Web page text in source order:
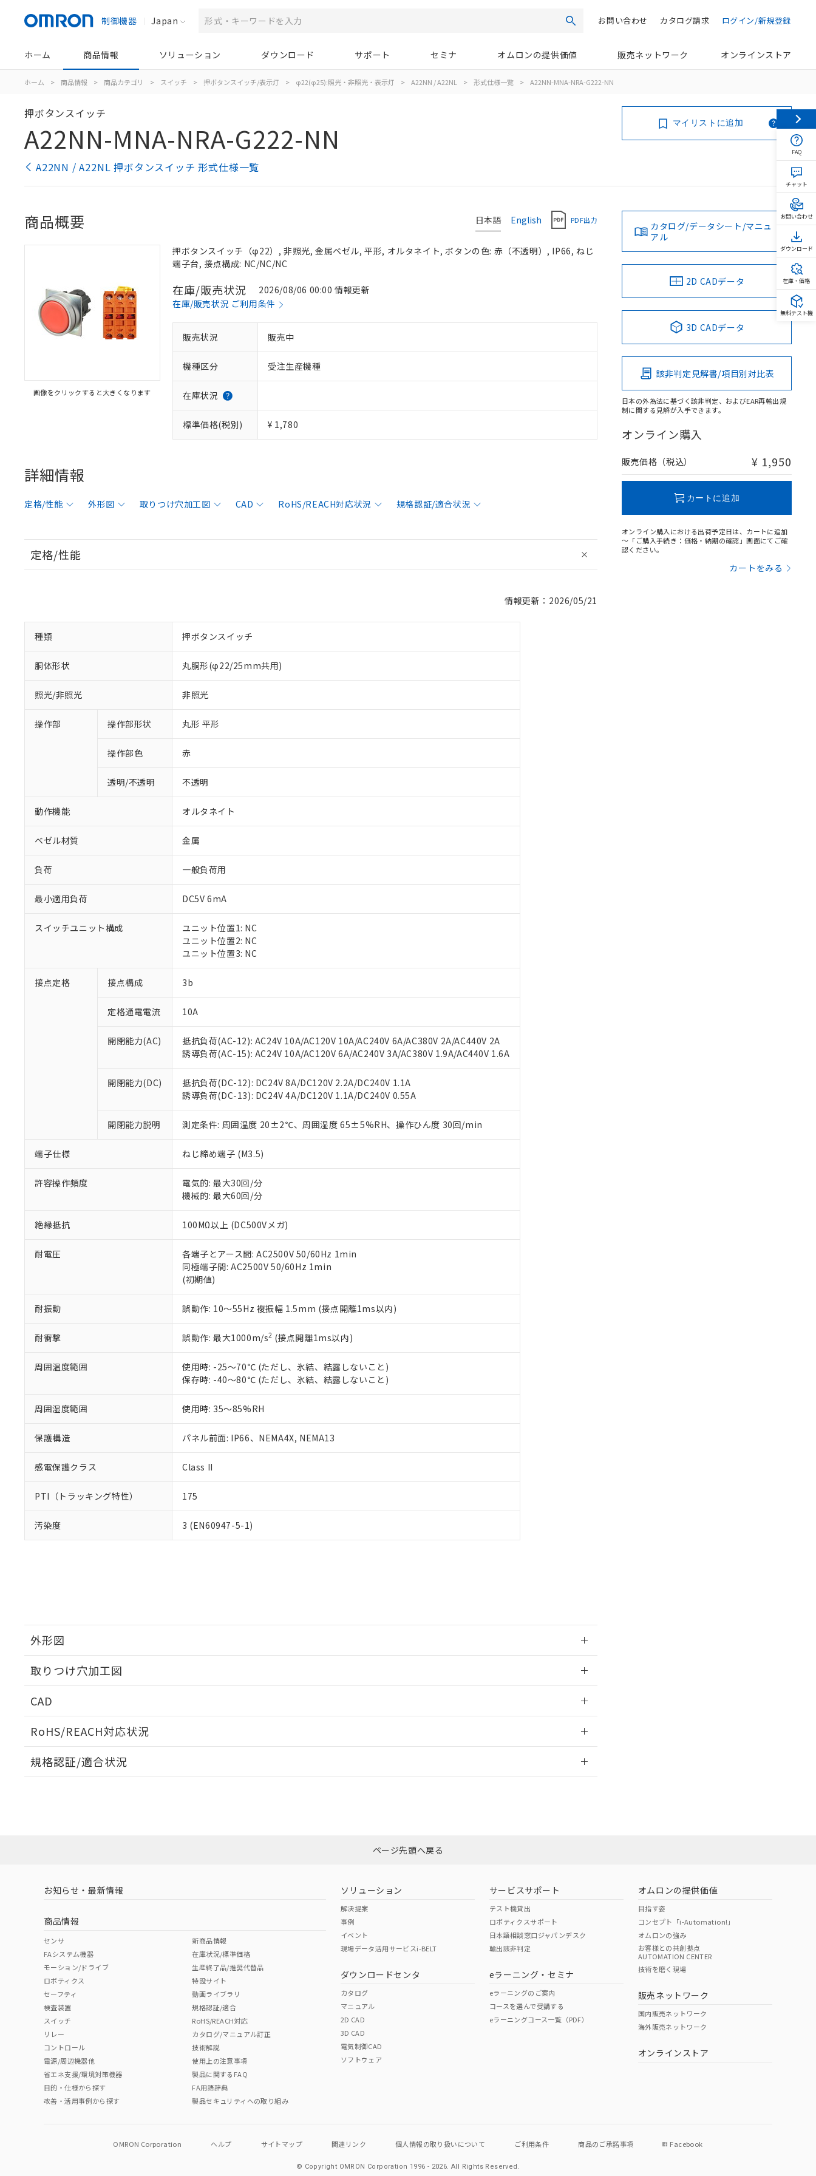
制御機器 Japan 検索 ログイン/新規登録
カタログ請求
お問い合わせ
ホーム 商品情報 ソリューション ダウンロード サポート セミナ オムロンの提供価値 販売ネットワーク オンラインストア
ホーム > 商品情報 > 商品カテゴリ > スイッチ > 押ボタンスイッチ/表示灯 > φ22(φ25):照光・非照光・表示灯 > A22NN / A22NL > 形式仕様一覧 > A22NN-MNA-NRA-G222-NN
押ボタンスイッチ
A22NN-MNA-NRA-G222-NN
A22NN / A22NL 押ボタンスイッチ 形式仕様一覧
マイリストに追加
日本語 English PDF出力
商品概要
画像をクリックすると大きくなります
押ボタンスイッチ（φ22）, 非照光, 金属ベゼル, 平形, オルタネイト, ボタンの色: 赤（不透明）, IP66, ねじ
端子台, 接点構成: NC/NC/NC
在庫/販売状況
2026/08/06 00:00 情報更新
在庫/販売状況 ご利用条件
販売状況 販売中
機種区分 受注生産機種
在庫状況
標準価格(税別) ¥ 1,780
詳細情報
定格/性能 外形図 取りつけ穴加工図 CAD RoHS/REACH対応状況 規格認証/適合状況
定格/性能
情報更新：2026/05/21
種類 押ボタンスイッチ
胴体形状 丸胴形(φ22/25mm共用)
照光/非照光 非照光
操作部 操作部形状 丸形 平形
操作部色 赤
透明/不透明 不透明
動作機能 オルタネイト
ベゼル材質 金属
負荷 一般負荷用
最小適用負荷 DC5V 6mA
スイッチユニット構成
ユニット位置1: NC
ユニット位置2: NC
ユニット位置3: NC
接点定格 接点構成 3b
定格通電電流 10A
開閉能力(AC)
抵抗負荷(AC-12): AC24V 10A/AC120V 10A/AC240V 6A/AC380V 2A/AC440V 2A
誘導負荷(AC-15): AC24V 10A/AC120V 6A/AC240V 3A/AC380V 1.9A/AC440V 1.6A
開閉能力(DC)
抵抗負荷(DC-12): DC24V 8A/DC120V 2.2A/DC240V 1.1A
誘導負荷(DC-13): DC24V 4A/DC120V 1.1A/DC240V 0.55A
開閉能力説明 測定条件: 周囲温度 20±2℃、周囲湿度 65±5%RH、操作ひん度 30回/min
端子仕様 ねじ締め端子 (M3.5)
許容操作頻度
電気的: 最大30回/分
機械的: 最大60回/分
絶縁抵抗 100MΩ以上 (DC500Vメガ)
耐電圧
各端子とアース間: AC2500V 50/60Hz 1min
同極端子間: AC2500V 50/60Hz 1min
(初期値)
耐振動 誤動作: 10～55Hz 複振幅 1.5mm (接点開離1ms以内)
耐衝撃 誤動作: 最大1000m/s2 (接点開離1ms以内)
周囲温度範囲
使用時: -25～70℃ (ただし、氷結、結露しないこと)
保存時: -40～80℃ (ただし、氷結、結露しないこと)
周囲湿度範囲 使用時: 35～85%RH
保護構造 パネル前面: IP66、NEMA4X, NEMA13
感電保護クラス Class II
PTI（トラッキング特性） 175
汚染度 3 (EN60947-5-1)
外形図
取りつけ穴加工図
CAD
RoHS/REACH対応状況
EU RoHS 注意事項・凡例
ダウンロードはこちら
中国 RoHS 注意事項・凡例
中国 RoHS表
Pb Hg Cr(VI)
O O
"対応済み"や非含有の記載がされた商品であっても、流通在庫等で未対応品が混在する可能性があります。
非含有品が必要な際は、弊社営業部門もしくは販売店へお問い合わせください。
規格認証/適合状況
（イギリス
（ノルウェー
（日本
（アメリカ
この製品の規格認証/適合状況ページへ
その他の認証はこちらのページからご検索ください
カタログ/データシート/マニュ
アル
2D CADデータ
3D CADデータ
該非判定見解書/項目別対比表
日本の外為法に基づく該非判定、およびEAR再輸出規
制に関する見解が入手できます。
オンライン購入
販売価格（税込） ¥ 1,950
カートに追加
オンライン購入における出荷予定日は、カートに追加
～「ご購入手続き：価格・納期の確認」画面にてご確
認ください。
カートをみる
以下の条件をお読みいただき、同意のうえご利用ください。
本サービスは、当社制御機器事業取扱商品の当社在庫状況および標準価格(税抜)を提供させていただ
くものです。
当社制御機器事業取扱商品の中には、本サービスの対象外となる商品もあることをご了承ください。
のであり、閲覧された時点での実際の在庫および標準価格とは異なる場合があることをご了承くださ
い。
正式な納期状況および標準価格はお客様のお取引先、またはお客様担当のオムロン制御機器販売店・
当社販売員にご相談ください。
オムロン制御機器販売店や当社販売拠点は「販売ネットワーク
」をご確認ください。
在庫状況および標準価格結果を当社の事前の承諾なく第三者に漏洩または開示しないようお願いしま
マイパーツ機能（部品リスト作成サービス）をご利用いただくには、I-Webメンバーズにご登録され
ている必要があります。
お客様が当ウェブサイト上で当社にご登録された部品リストについて、当社および当社の共同利用者
さい。
※当社の共同利用者とは、"個人情報の共同利用に関して"
の「1.共同利用者の範囲」に記載されて
いる法人を指します。
※1 対応状況
対応済み：EU RoHS指令（10物質）の非含有に対応した製品が提供可能な商品です。
対応予定：EU RoHS指令（10物質）の非含有に対応した製品に切り替える予定のある商品です。
対応予定なし：EU RoHS指令（10物質）の非含有に非対応の商品で、対応品を出す予定はありません。
仕入先様の事情により、非含有部品としていたものが、含有品と判明した場合などやむを得ず変更すること
があります。
*EU RoHS指令（10物質）：
鉛(Pb) 1000ppm以下、 水銀(Hg) 1000ppm以下、 カドミウム(Cd) 100ppm以下、
六価クロム(Cr(Ⅵ)) 1000ppm以下、ポリ臭化ビフェニル類(PBB) 1000ppm以下、ポリ臭化ジフェニルエーテル類(PBDE) 1000ppm以下、
但し、RoHS指令で産業用監視および制御機器に対する適用除外項目は除く。
フタル酸エステル類の４物質については閾値を超える意図的な使用がないことを確認しています。
※2 対応予定月
部品在庫の切り替え状況などにより、予定月が前後することがあります。
※3 非含有証明書ダウンロード
下記の非含有証明書をダウンロードすることができます。
EU RoHS指令（10物質）の非含有証明書
51物質の非含有証明書（当社基準）
※本証明書は発行日時点で非含有を証明するもので、過去に遡って非含有を証明するものではありません。
また、RoHS指令のフタル酸エステル類４物質の対応では、対応完了までの期間は出荷製品に未対応品が
混在することから備考欄に対応日を記載しておりました。
り割愛しております。
※1 中国RoHS○×表
「－」：未確認です。当社販売部門へお問い合わせください。
*中国RoHS10物質の基準値 (GB/T26572)：
Pb(鉛) :1000ppm、 Hg(水銀) : 1000ppm、 Cd(カドミウム) : 100ppm、
Cr(Ⅵ)(六価クロム) : 1000ppm、 PBBs(ポリ臭化ビフェニル類) : 1000ppm、 PBDEs(ポリ臭化ジフェニルエーテル類) : 1000ppm、
DBP(フタル酸ジブチル) : 1000ppm、 DIBP(フタル酸ジイソブチル) : 1000ppm、 BBP(フタル酸ブチルベンジル) : 1000ppm、
DEHP(フタル酸ビス(2-エチルヘキシル)) : 1000ppm
※2 環境保護使用期限
「ｅ」：有害物質（10物質）のすべてが基準値以下であることを示します。
「10」：通常の使用状況下において有害物質が外部に漏えいし、環境に深刻な影響を及ぼさない年数を意
味します。
当社は、これら貴社製品のうち、外国為替および外国貿易法に定める商品（以下｢規制貨物等」とい
う）を輸出または国外への提供する場合は、日本国政府の輸出許可(または役務取引許可)を取得する
当社は規制貨物を破棄する場合は、完全に破砕するなど、違法に輸出されないよう必要な手段を講じ
ます。
当社は貴社製品を、核兵器、ミサイル、化学兵器、生物兵器またはその他武器並びにこれらの製造装
当社は、貴社製品を第三者に販売する場合は、上記1、2および3の内容を当該第三者に通知します。
また当社は、販売先および販売に係わる関係者が違法に輸出するおそれがある場合は、取り引きをい
たしません。
記
号
説明
○ 一定数以上の在庫あり
△ 一定数には満たないが在庫あり
－
在庫なし(最新の在庫状況については、お客様のお取引先、またはお客様担当のオムロン制御
機器販売店・当社販売員にご確認ください)
空
白
受注生産機種、また在庫状況の情報を公開していない機種
ページ先頭へ戻る
お知らせ・最新情報
商品情報
センサ
FAシステム機器
モーション/ドライブ
ロボティクス
セーフティ
検査装置
スイッチ
リレー
コントロール
電源/周辺機器他
省エネ支援/環境対策機器
目的・仕様から探す
改善・活用事例から探す
新商品情報
在庫状況/標準価格
生産終了品/推奨代替品
特設サイト
動画ライブラリ
規格認証/適合
RoHS/REACH対応
カタログ/マニュアル訂正
技術解説
使用上の注意事項
製品に関するFAQ
FA用語辞典
製品セキュリティへの取り組み
ソリューション
解決提案
事例
イベント
現場データ活用サービスi-BELT
ダウンロードセンタ
カタログ
マニュアル
2D CAD
3D CAD
電気制御CAD
ソフトウェア
サービスサポート
テスト機貸出
ロボティクスサポート
日本語相談窓口ジャパンデスク
輸出該非判定
eラーニング・セミナ
eラーニングのご案内
コースを選んで受講する
eラーニングコース一覧（PDF）
オムロンの提供価値
目指す姿
コンセプト「i-Automation!」
オムロンの強み
お客様との共創拠点
AUTOMATION CENTER
技術を磨く現場
販売ネットワーク
国内販売ネットワーク
海外販売ネットワーク
オンラインストア
OMRON Corporation ヘルプ サイトマップ 関連リンク 個人情報の取り扱いについて ご利用条件 商品のご承諾事項 Facebook
© Copyright OMRON Corporation 1996 - 2026.All Rights Reserved.
FAQ
チャット
お問い合わせ
ダウンロード
在庫・価格
無料テスト機